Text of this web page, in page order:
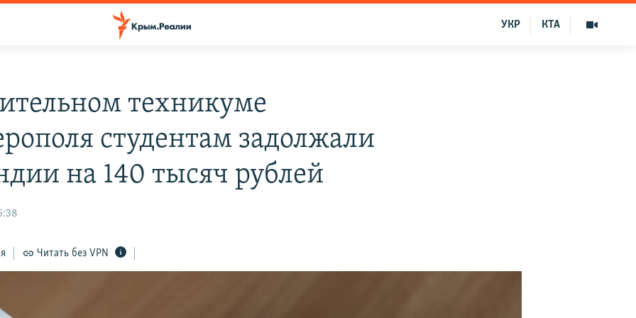
КТА
УКР
техникуме
студентам задолжали
на 140 тысяч рублей
Читать без VPN